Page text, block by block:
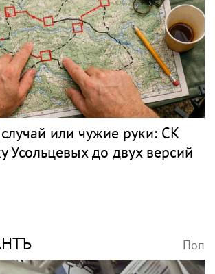
или чужие руки: СК
Усольцевых до двух версий
Поп